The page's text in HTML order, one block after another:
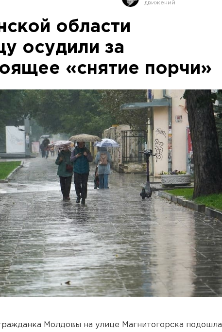
области
осудили за
«снятие порчи»
Молдовы на улице Магнитогорска подошла